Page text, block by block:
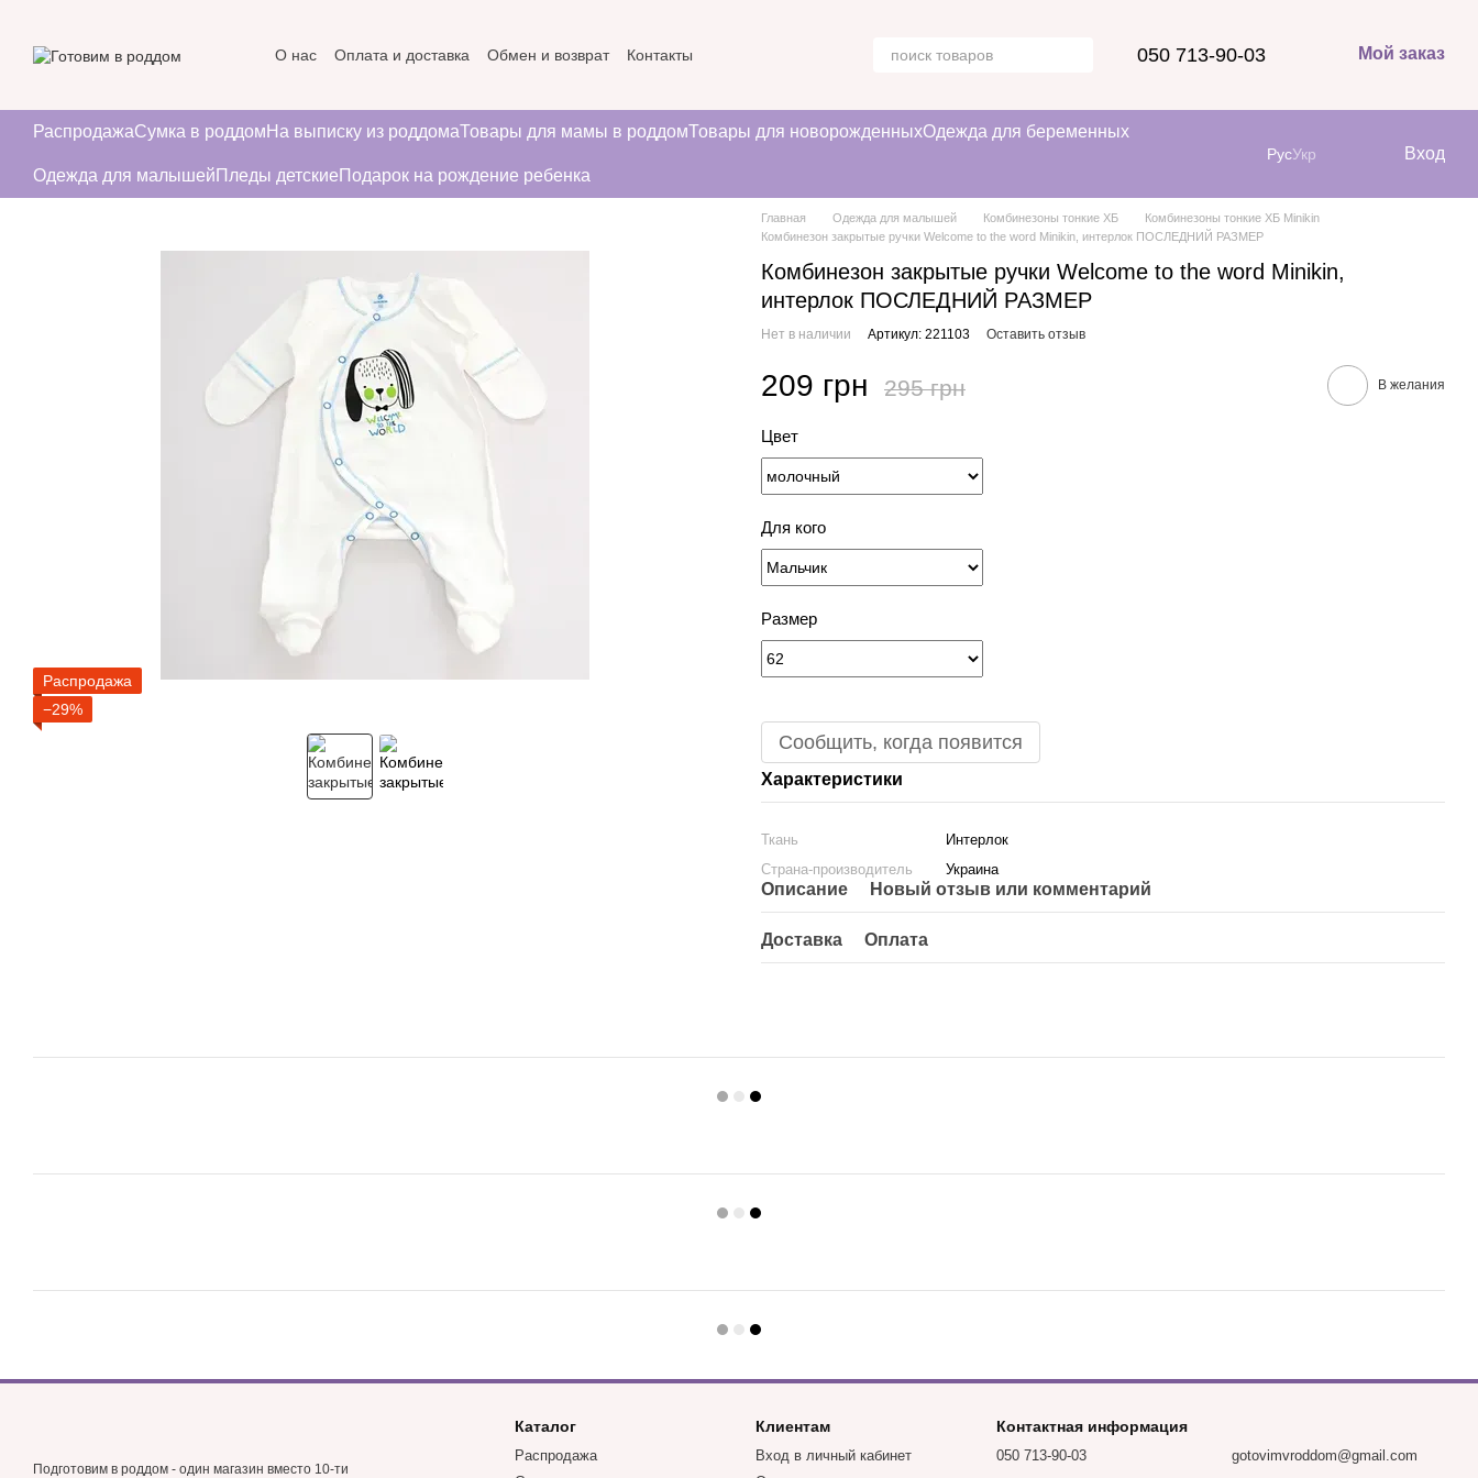
О нас Оплата и доставка Обмен и возврат
Контакты
050 713-90-03 Мой заказ
РаспродажаСумка в роддом На выписку из роддомаТовары для мамы в роддомТовары для новорожденныхОдежда для беременных
Одежда для малышей Пледы детские Подарок на рождение ребенка
РусУкр Вход
Распродажа
−29%
Главная Одежда для малышей Комбинезоны тонкие ХБ
Комбинезоны тонкие ХБ Minikin
Комбинезон закрытые ручки Welcome to the word Minikin, интерлок ПОСЛЕДНИЙ РАЗМЕР
Комбинезон закрытые ручки Welcome to the word Minikin,
интерлок ПОСЛЕДНИЙ РАЗМЕР
Нет в наличии Артикул: 221103 Оставить отзыв
209 грн 295 грн В желания
Цвет
Для кого
Размер
Сообщить, когда появится
Характеристики
Ткань
Интерлок
Страна-производитель
Украина
Описание Новый отзыв или комментарий
Доставка Оплата
Подготовим в роддом - один магазин вместо 10-ти
Каталог
Распродажа
Клиентам
Вход в личный кабинет
Контактная информация
050 713-90-03
gotovimvroddom@gmail.com